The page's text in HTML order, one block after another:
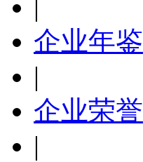
|
企业年鉴
|
企业荣誉
|